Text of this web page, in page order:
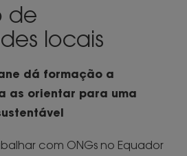
de
locais
dá formação a
as orientar para uma
com ONGs no Equador